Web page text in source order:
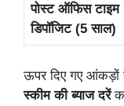
पोस्ट ऑफिस टाइम
डिपॉजिट (5 साल)
ऊपर दिए गए
स्कीम की ब्याज दरें